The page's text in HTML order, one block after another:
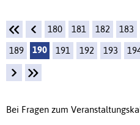
180 181 182 183
189 190 191 192 193
Bei Fragen zum